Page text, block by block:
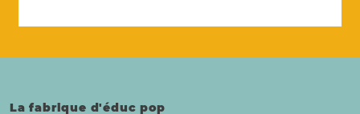
La fabrique d'éduc pop